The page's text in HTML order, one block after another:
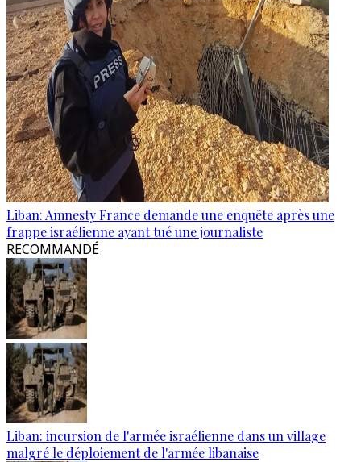
Liban: Amnesty France demande une enquête après une
frappe israélienne ayant tué une journaliste
RECOMMANDÉ
Liban: incursion de l'armée israélienne dans un village
malgré le déploiement de l'armée libanaise